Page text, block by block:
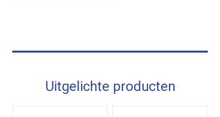
Uitgelichte producten